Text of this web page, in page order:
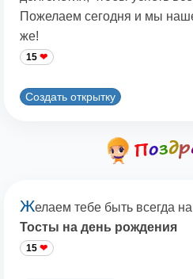
Пожелаем сегодня и мы
же!
15
Создать открытку
Желаем тебе быть всегда
Тосты на день рождения
15